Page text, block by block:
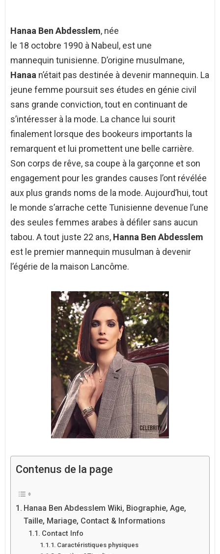
Hanaa Ben Abdesslem, née
le 18 octobre 1990 à Nabeul, est une
mannequin tunisienne. D’origine musulmane,
Hanaa n’était pas destinée à devenir mannequin. La
jeune femme poursuit ses études en génie civil
sans grande conviction, tout en continuant de
s’intéresser à la mode. La chance lui sourit
finalement lorsque des bookeurs importants la
remarquent et lui promettent une belle carrière.
Son corps de rêve, sa coupe à la garçonne et son
engagement pour les grandes causes l’ont révélée
aux plus grands noms de la mode. Aujourd’hui, tout
le monde s’arrache cette Tunisienne devenue l’une
des seules femmes arabes à défiler sans aucun
tabou. A tout juste 22 ans, Hanna Ben Abdesslem
est le premier mannequin musulman à devenir
l’égérie de la maison Lancôme.
Contenus de la page
Hanaa Ben Abdesslem Wiki, Biographie, Age,
Taille, Mariage, Contact & Informations
Contact Info
Caractéristiques physiques